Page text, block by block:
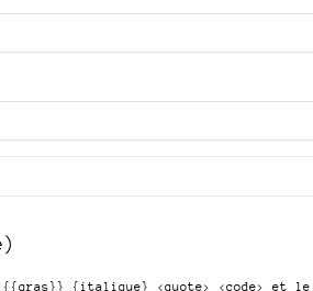
{italique} <quote> <code>
et le